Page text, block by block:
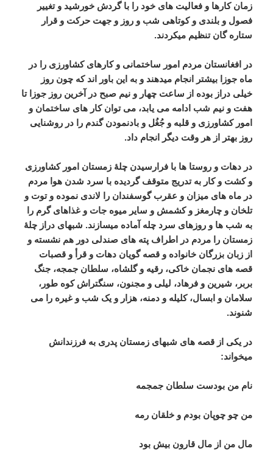
زمان کارها و فعالیت های خود را با گردش خورشید و تغییر
فصول و بلندی و کوتاهی شب و روز و جهت حرکت و قرار
ستاره گان تنظیم میکردند.
در افغانستان مردم امور ساختمانی و کارهای کشاورزی را در
ماه جوزا بیشتر انجام میدهند و به این باور اند که چون روز
خیلی دراز بوده از ساعت چهار و نیم صبح در آخرین روز جوزا تا
هفت و نیم شب ادامه می یابد، می توان کار های ساختمان و
امور کشاورزی و قلبه و جُغُل و بادنمودن گندم را در روشنایی
روز بهتر از هر وقت دیگر انجام داد.
در دهات و روستا ها با فرارسیدن چلۀ زمستان امور کشاورزی
و کشت و کار به تدریج متوقف گردیده با سرد شدن هوا مردم
در ماه های میزان و عقرب گوسفندان را لاندی نموده و توت و
تلخان و چارمغز و کشمش و سایر میوه جات و غذاهای گرم را
به شب ها و روزهای سرد چله آماده میسازند. شبهای دراز چلۀ
زمستان را مردم در اطراف پته های صندلی دور هم نشسته و
از زبان بزرگان خانواده و قصه گویان دهات و قرأ و قصبات
قصه های نجمان خاکی، رقیه و گلشاه، سلطان جمجه، جنگ
بربر، شیرین و فرهاد، لیلی و مجنون، سنگتراش کوه طور،
سلامان و ابسال، کلیله و دمنه، هزار و یک شب و غیره را می
شنوند.
در یکی از قصه های شبهای زمستان پدری به فرزندانش
میخواند:
نام من بودست سلطان جمجمه
من چو چوپان بودم و خلقان رمه
مال من از مال قارون بیش بود